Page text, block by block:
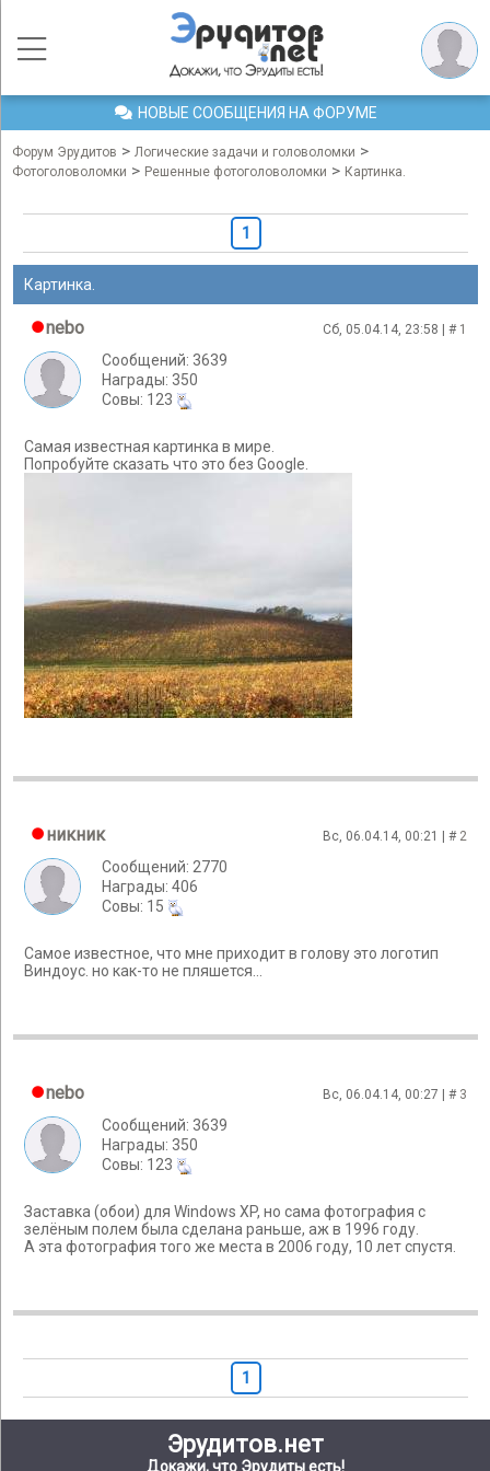
НОВЫЕ СООБЩЕНИЯ НА ФОРУМЕ
Форум Эрудитов > Логические задачи и головоломки >
Фотоголоволомки > Решенные фотоголоволомки > Картинка.
1
Картинка.
nebo Сб, 05.04.14, 23:58 | # 1
Сообщений: 3639
Награды: 350
Cовы: 123
Самая известная картинка в мире.
Попробуйте сказать что это без Google.
никник Вс, 06.04.14, 00:21 | # 2
Сообщений: 2770
Награды: 406
Cовы: 15
Самое известное, что мне приходит в голову это логотип
Виндоус. но как-то не пляшется...
nebo Вс, 06.04.14, 00:27 | # 3
Сообщений: 3639
Награды: 350
Cовы: 123
Заставка (обои) для Windows XP, но сама фотография с
зелёным полем была сделана раньше, аж в 1996 году.
А эта фотография того же места в 2006 году, 10 лет спустя.
1
Эрудитов.нет
Докажи, что Эрудиты есть!